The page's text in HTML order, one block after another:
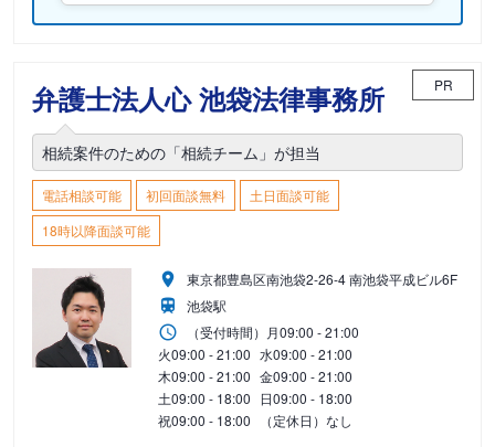
弁護士法人心 池袋法律事務所 PR
相続案件のための「相続チーム」が担当
電話相談可能 初回面談無料
土日面談可能
18時以降面談可能
東京都豊島区南池袋2-26-4 南池袋平成ビル6F
池袋駅
（受付時間） 月09:00 - 21:00
火09:00 - 21:00 水09:00 - 21:00
木09:00 - 21:00 金09:00 - 21:00
土09:00 - 18:00 日09:00 - 18:00
祝09:00 - 18:00 （定休日）なし